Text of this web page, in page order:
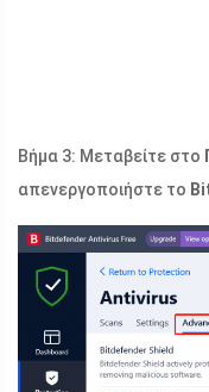
Βήμα 3: Μεταβείτε στο
απενεργοποιήστε το